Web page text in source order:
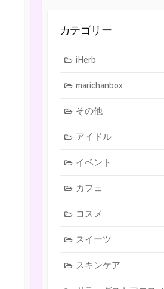
カテゴリー
iHerb
marichanbox
その他
アイドル
イベント
カフェ
コスメ
スイーツ
スキンケア